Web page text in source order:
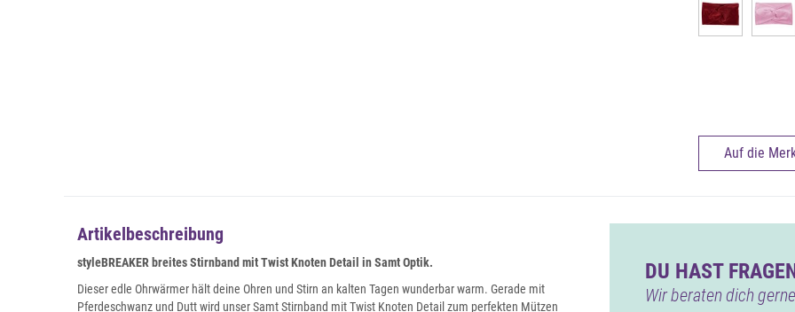
Auf die
Artikelbeschreibung
styleBREAKER breites Stirnband mit Twist Knoten Detail in Samt Optik.
Dieser edle Ohrwärmer hält deine Ohren und Stirn an kalten Tagen wunderbar warm. Gerade mit
Pferdeschwanz und Dutt wird unser Samt Stirnband mit Twist Knoten Detail zum perfekten Mützen
DU HAST
Wir beraten dich